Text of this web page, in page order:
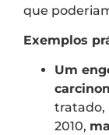
que
Exemplos
Um
tratado,
2010,